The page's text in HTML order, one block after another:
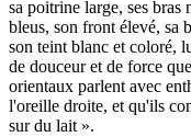
sa poitrine large, ses bras
bleus, son front élevé, sa
son teint blanc et coloré,
de douceur et de force
orientaux parlent avec
l'oreille droite, et qu'ils
sur du lait ».